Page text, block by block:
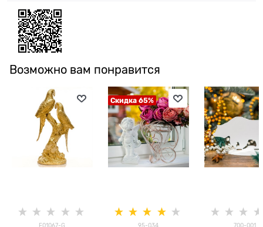
Возможно вам понравится
F01067-G
Скидка 65%
95-034 700-001